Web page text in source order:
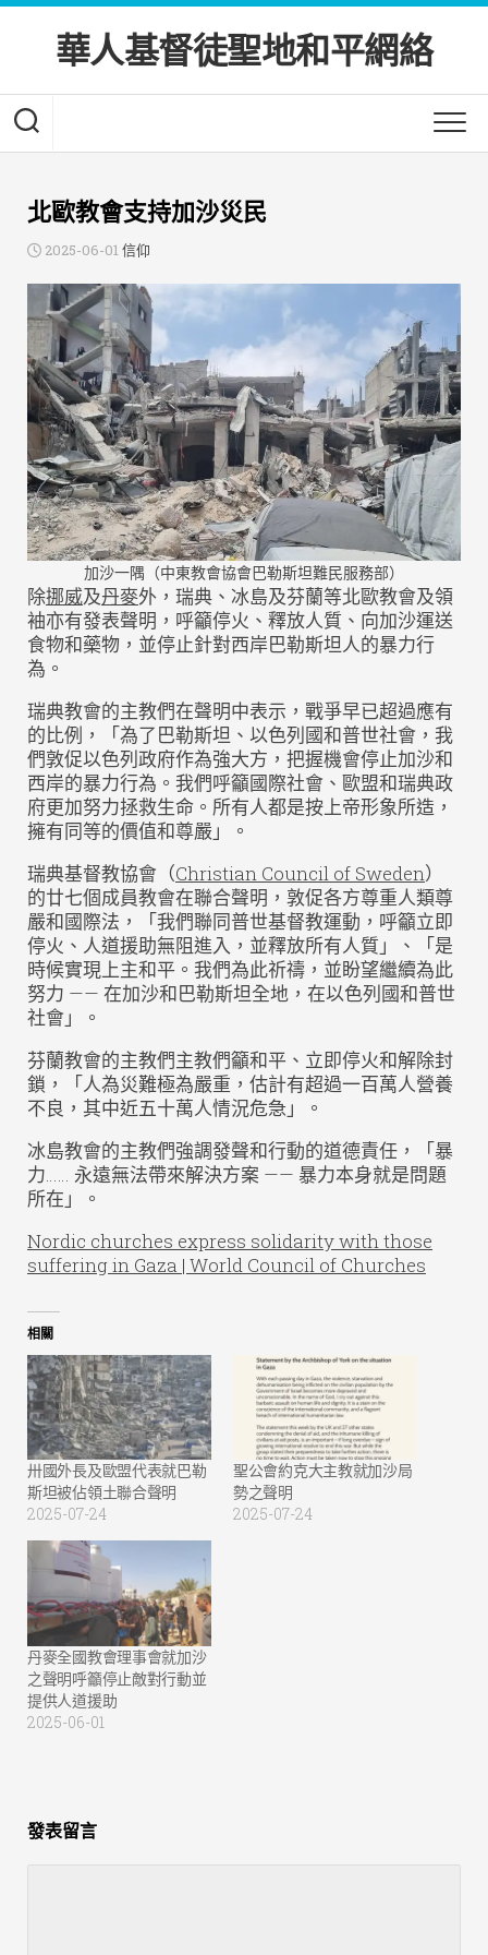
Skip
content華人基督徒聖地和平網絡
北歐教會支持加沙災民
2025-06-01信仰
加沙一隅（中東教會協會巴勒斯坦難民服務部）
除挪威及丹麥外，瑞典、冰島及芬蘭等北歐教會及領
袖亦有發表聲明，呼籲停火、釋放人質、向加沙運送
食物和藥物，並停止針對西岸巴勒斯坦人的暴力行
為。
瑞典教會的主教們在聲明中表示，戰爭早已超過應有
的比例，「為了巴勒斯坦、以色列國和普世社會，我
們敦促以色列政府作為強大方，把握機會停止加沙和
西岸的暴力行為。我們呼籲國際社會、歐盟和瑞典政
府更加努力拯救生命。所有人都是按上帝形象所造，
擁有同等的價值和尊嚴」。
瑞典基督教協會（Christian Council of Sweden）
的廿七個成員教會在聯合聲明，敦促各方尊重人類尊
嚴和國際法，「我們聯同普世基督教運動，呼籲立即
停火、人道援助無阻進入，並釋放所有人質」、「是
時候實現上主和平。我們為此祈禱，並盼望繼續為此
努力 —— 在加沙和巴勒斯坦全地，在以色列國和普世
社會」。
芬蘭教會的主教們主教們籲和平、立即停火和解除封
鎖，「人為災難極為嚴重，估計有超過一百萬人營養
不良，其中近五十萬人情況危急」。
冰島教會的主教們強調發聲和行動的道德責任，「暴
力…… 永遠無法帶來解決方案 —— 暴力本身就是問題
所在」。
Nordic churches express solidarity with those
suffering in Gaza | World Council of Churches
相關
卅國外長及歐盟代表就巴勒
斯坦被佔領土聯合聲明
2025-07-24
聖公會約克大主教就加沙局
勢之聲明
2025-07-24
丹麥全國教會理事會就加沙
之聲明呼籲停止敵對行動並
提供人道援助
2025-06-01
發表留言